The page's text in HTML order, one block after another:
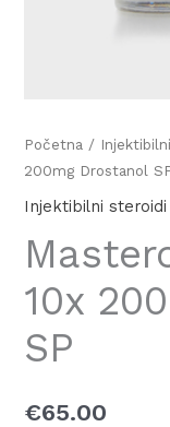
Početna /
200mg Drostanol
Injektibilni steroidi
10x
SP
€65.00